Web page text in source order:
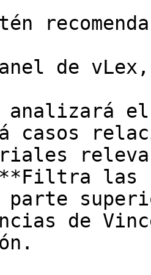
de
el
casos
las
parte
de